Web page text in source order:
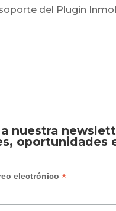
del Plugin
nuestra
oportunidades
electrónico*